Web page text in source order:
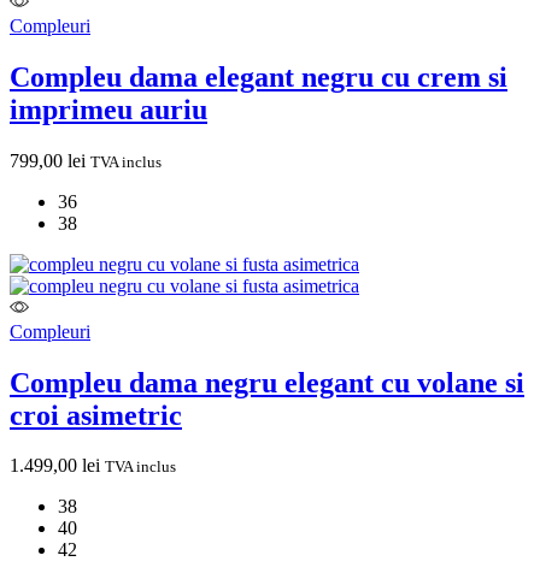
Compleuri
Compleu dama elegant negru cu crem si
imprimeu auriu
799,00 lei TVA inclus
36
38
Compleuri
Compleu dama negru elegant cu volane si
croi asimetric
1.499,00 lei TVA inclus
38
40
42